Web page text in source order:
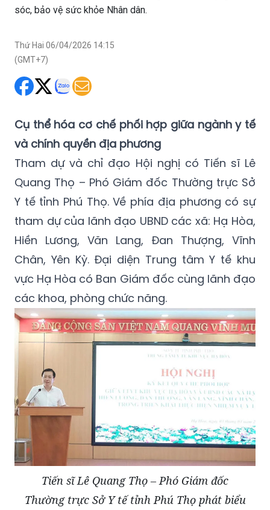
sóc, bảo vệ sức khỏe Nhân dân.
Thứ Hai 06/04/2026 14:15
(GMT+7)
Cụ thể hóa cơ chế phối hợp giữa ngành y tế
và chính quyền địa phương
Tham dự và chỉ đạo Hội nghị có Tiến sĩ Lê
Quang Thọ – Phó Giám đốc Thường trực Sở
Y tế tỉnh Phú Thọ. Về phía địa phương có sự
tham dự của lãnh đạo UBND các xã: Hạ Hòa,
Hiền Lương, Văn Lang, Đan Thượng, Vĩnh
Chân, Yên Kỳ. Đại diện Trung tâm Y tế khu
vực Hạ Hòa có Ban Giám đốc cùng lãnh đạo
các khoa, phòng chức năng.
Tiến sĩ Lê Quang Thọ – Phó Giám đốc
Thường trực Sở Y tế tỉnh Phú Thọ phát biểu